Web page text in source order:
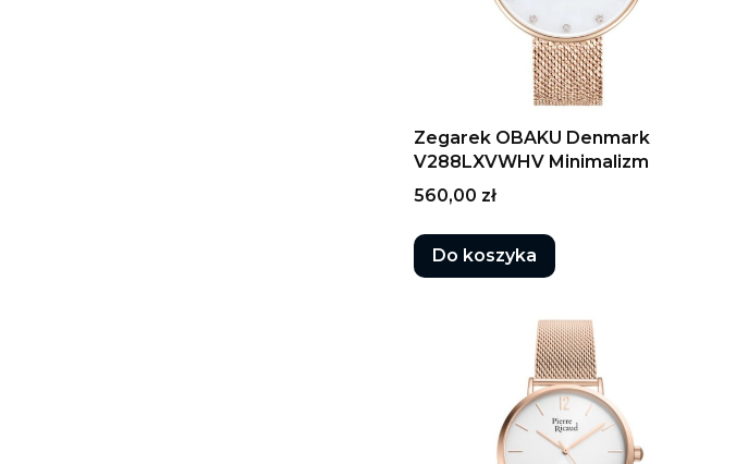
Zegarek OBAKU Denmark
V288LXVWHV Minimalizm
Cena
560,00 zł
Do koszyka